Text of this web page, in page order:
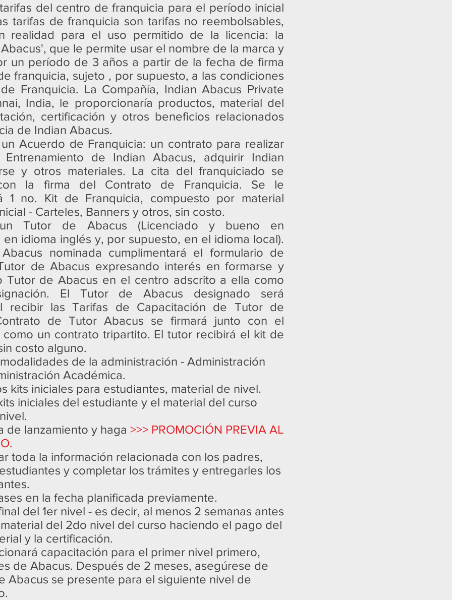
del centro de franquicia para el período inicial
tarifas de franquicia son tarifas no reembolsables,
realidad para el uso permitido de la licencia: la
que le permite usar el nombre de la marca y
un período de 3 años a partir de la fecha de firma
franquicia, sujeto , por supuesto, a las condiciones
Franquicia. La Compañía, Indian Abacus Private
India, le proporcionaría productos, material del
certificación y otros beneficios relacionados
de Indian Abacus.
Acuerdo de Franquicia: un contrato para realizar
de Indian Abacus, adquirir Indian
y otros materiales. La cita del franquiciado se
la firma del Contrato de Franquicia. Se le
1 no. Kit de Franquicia, compuesto por material
- Carteles, Banners y otros, sin costo.
Tutor de Abacus (Licenciado y bueno en
idioma inglés y, por supuesto, en el idioma local).
nominada cumplimentará el formulario de
de Abacus expresando interés en formarse y
Tutor de Abacus en el centro adscrito a ella como
El Tutor de Abacus designado será
recibir las Tarifas de Capacitación de Tutor de
de Tutor Abacus se firmará junto con el
como un contrato tripartito. El tutor recibirá el kit de
costo alguno.
de la administración - Administración
Académica.
kits iniciales para estudiantes, material de nivel.
iniciales del estudiante y el material del curso
de lanzamiento y haga >>> PROMOCIÓN PREVIA AL
toda la información relacionada con los padres,
y completar los trámites y entregarles los
en la fecha planificada previamente.
del 1er nivel - es decir, al menos 2 semanas antes
del 2do nivel del curso haciendo el pago del
y la certificación.
capacitación para el primer nivel primero,
de Abacus. Después de 2 meses, asegúrese de
Abacus se presente para el siguiente nivel de